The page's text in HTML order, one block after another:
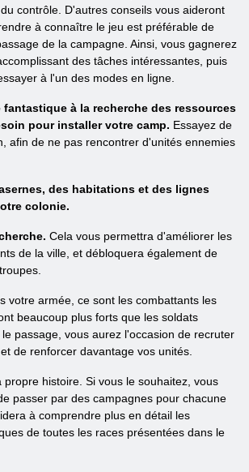
contrôle. D'autres conseils vous aideront
à connaître le jeu est préférable de
de la campagne. Ainsi, vous gagnerez
des tâches intéressantes, puis
à l'un des modes en ligne.
fantastique à la recherche des ressources
pour installer votre camp. Essayez de
afin de ne pas rencontrer d'unités ennemies
des habitations et des lignes
colonie.
Cela vous permettra d'améliorer les
de la ville, et débloquera également de
votre armée, ce sont les combattants les
beaucoup plus forts que les soldats
passage, vous aurez l'occasion de recruter
de renforcer davantage vos unités.
propre histoire. Si vous le souhaitez, vous
passer par des campagnes pour chacune
à comprendre plus en détail les
de toutes les races présentées dans le